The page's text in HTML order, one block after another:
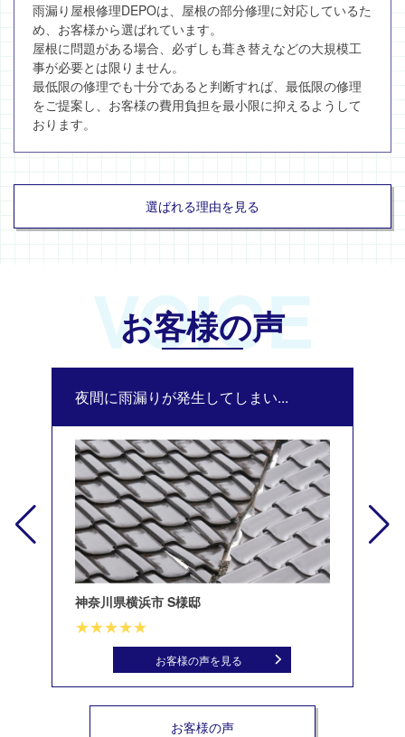
雨漏り屋根修理DEPOは、屋根の部分修理に対応しているた
め、お客様から選ばれています。
屋根に問題がある場合、必ずしも葺き替えなどの大規模工
事が必要とは限りません。
最低限の修理でも十分であると判断すれば、最低限の修理
をご提案し、お客様の費用負担を最小限に抑えるようして
おります。
選ばれる理由を見る
VOICE
お客様の声
夜間に雨漏りが発生してしまい...
神奈川県横浜市 S様邸
お客様の声を見る
お客様の声